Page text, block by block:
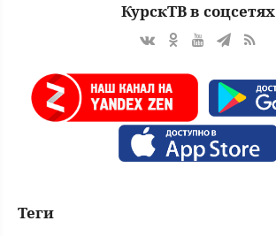
КурскТВ в соцсетях
Теги